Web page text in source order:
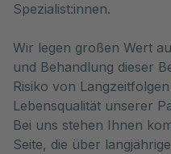
Spezialist:innen.
Wir legen großen Wert
und Behandlung dieser
Risiko von
Lebensqualität unserer
Bei uns stehen Ihnen
Seite, die über